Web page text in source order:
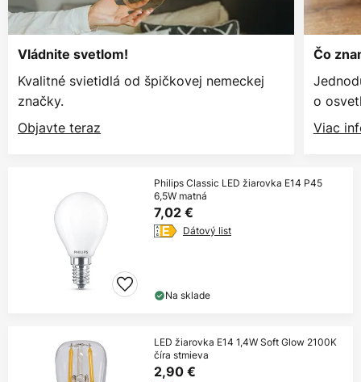
Vládnite svetlom!
Kvalitné svietidlá od špičkovej nemeckej
značky.
Objavte teraz
Čo
o
Viac
Philips Classic LED žiarovka E14 P45
6,5W matná
7,02 €
Dátový list
Na sklade
LED žiarovka E14 1,4W Soft Glow 2100K
číra stmieva
2,90 €